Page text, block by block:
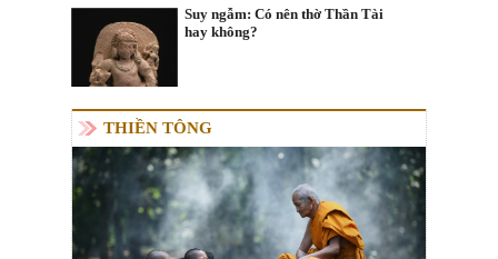
Suy ngẫm: Có nên thờ Thần Tài
hay không?
THIỀN TÔNG